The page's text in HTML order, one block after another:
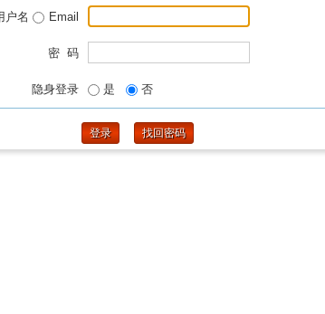
户名
Email
密 码
隐身登录 是 否